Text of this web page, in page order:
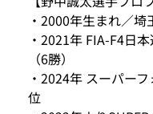
・2000年生まれ／
・2021年 FIA-F4日
（6勝）
・2024年 スーパー
位